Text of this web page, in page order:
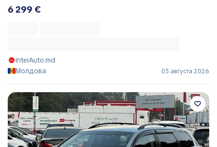
6 299 €
InterAuto.md
Молдова
05 августа 2026